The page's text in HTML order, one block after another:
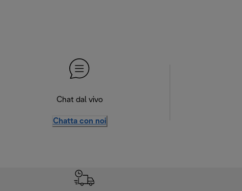
Chat dal vivo
Chatta con noi